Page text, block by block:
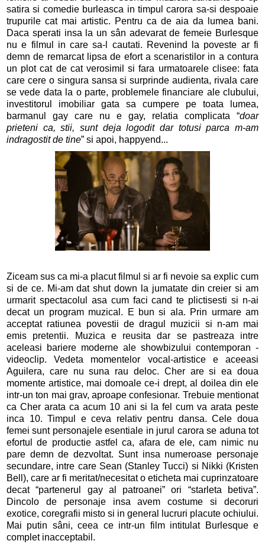
satira si comedie burleasca in timpul carora sa-si despoaie
trupurile cat mai artistic. Pentru ca de aia da lumea bani.
Daca sperati insa la un sân adevarat de femeie Burlesque
nu e filmul in care sa-l cautati. Revenind la poveste ar fi
demn de remarcat lipsa de efort a scenaristilor in a contura
un plot cat de cat verosimil si fara urmatoarele clisee: fata
care cere o singura sansa si surprinde audienta, rivala care
se vede data la o parte, problemele financiare ale clubului,
investitorul imobiliar gata sa cumpere pe toata lumea,
barmanul gay care nu e gay, relatia complicata “doar
prieteni ca, stii, sunt deja logodit dar totusi parca m-am
indragostit de tine” si apoi, happyend...
Ziceam sus ca mi-a placut filmul si ar fi nevoie sa explic cum
si de ce. Mi-am dat shut down la jumatate din creier si am
urmarit spectacolul asa cum faci cand te plictisesti si n-ai
decat un program muzical. E bun si ala. Prin urmare am
acceptat ratiunea povestii de dragul muzicii si n-am mai
emis pretentii. Muzica e reusita dar se pastreaza intre
aceleasi bariere moderne ale showbizului contemporan -
videoclip. Vedeta momentelor vocal-artistice e aceeasi
Aguilera, care nu suna rau deloc. Cher are si ea doua
momente artistice, mai domoale ce-i drept, al doilea din ele
intr-un ton mai grav, aproape confesionar. Trebuie mentionat
ca Cher arata ca acum 10 ani si la fel cum va arata peste
inca 10. Timpul e ceva relativ pentru dansa. Cele doua
femei sunt personajele esentiale in jurul carora se aduna tot
efortul de productie astfel ca, afara de ele, cam nimic nu
pare demn de dezvoltat. Sunt insa numeroase personaje
secundare, intre care Sean (Stanley Tucci) si Nikki (Kristen
Bell), care ar fi meritat/necesitat o eticheta mai cuprinzatoare
decat “partenerul gay al patroanei” ori “starleta betiva”.
Dincolo de personaje insa avem costume si decoruri
exotice, coregrafii misto si in general lucruri placute ochiului.
Mai putin sâni, ceea ce intr-un film intitulat Burlesque e
complet inacceptabil.